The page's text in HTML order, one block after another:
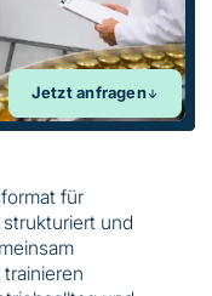
Jetzt anfragen
für
und